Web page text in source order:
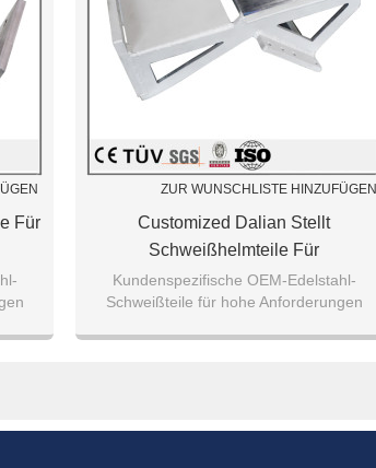
Für
ZUR WUNSCHLISTE HINZUFÜGEN
Customized Dalian Stellt
Schweißhelmteile Für
Massivschweißprojekte Her
Kundenspezifische OEM-Edelstahl-
Schweißteile für hohe Anforderungen
Automobilindustrie